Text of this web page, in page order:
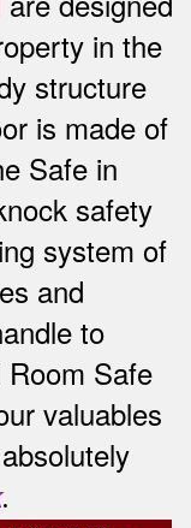
in the
structure
is made of
Safe in
safety
system of
and
to
Safe
valuables
.